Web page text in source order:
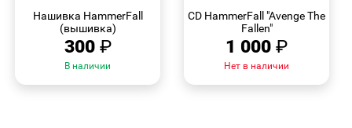
Нашивка HammerFall
(вышивка)
300 ₽
В наличии
CD HammerFall "Avenge The
Fallen"
1 000 ₽
Нет в наличии